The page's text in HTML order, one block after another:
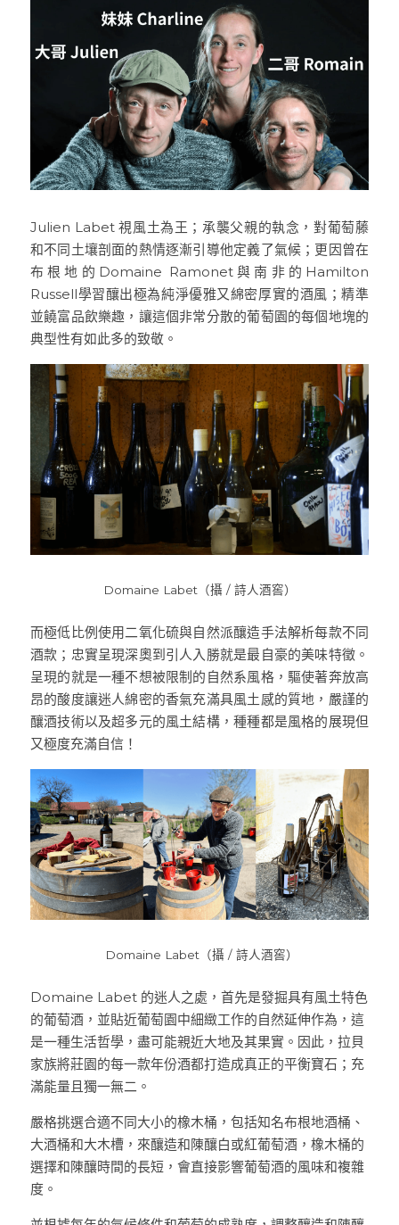
Julien Labet 視風土為王；承襲父親的執念，對葡萄藤
和不同土壤剖面的熱情逐漸引導他定義了氣候；更因曾在
布根地的Domaine Ramonet與南非的Hamilton
Russell學習釀出極為純淨優雅又綿密厚實的酒風；精準
並饒富品飲樂趣，讓這個非常分散的葡萄園的每個地塊的
典型性有如此多的致敬。
Domaine Labet（攝 / 詩人酒窖）
而極低比例使用二氧化硫與自然派釀造手法解析每款不同
酒款；忠實呈現深奧到引人入勝就是最自豪的美味特徵。
呈現的就是一種不想被限制的自然系風格，驅使著奔放高
昂的酸度讓迷人綿密的香氣充滿具風土感的質地，嚴謹的
釀酒技術以及超多元的風土結構，種種都是風格的展現但
又極度充滿自信！
Domaine Labet（攝 / 詩人酒窖）
Domaine Labet 的迷人之處，首先是發掘具有風土特色
的葡萄酒，並貼近葡萄園中細緻工作的自然延伸作為，這
是一種生活哲學，盡可能親近大地及其果實。因此，拉貝
家族將莊園的每一款年份酒都打造成真正的平衡寶石；充
滿能量且獨一無二。
嚴格挑選合適不同大小的橡木桶，包括知名布根地酒桶、
大酒桶和大木槽，來釀造和陳釀白或紅葡萄酒，橡木桶的
選擇和陳釀時間的長短，會直接影響葡萄酒的風味和複雜
度。